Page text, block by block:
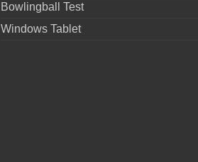
Bowlingball Test
Windows Tablet